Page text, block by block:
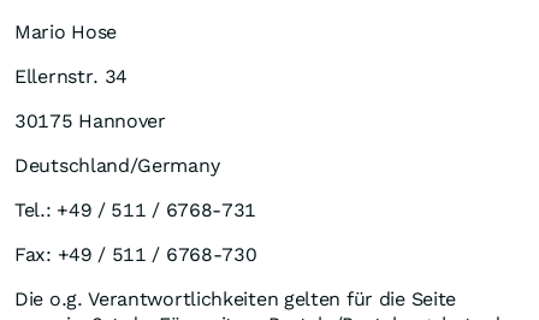
Mario Hose
Ellernstr. 34
30175 Hannover
Deutschland/Germany
Tel.: +49 / 511 / 6768-731
Fax: +49 / 511 / 6768-730
Die o.g. Verantwortlichkeiten gelten für die Seite